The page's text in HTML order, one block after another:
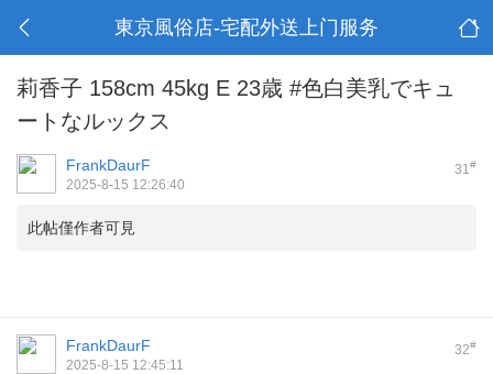
東京風俗店-宅配外送上门服务
莉香子 158cm 45kg E 23歳 #色白美乳でキュ
ートなルックス
31#
FrankDaurF
2025-8-15 12:26:40
此帖僅作者可見
32#
FrankDaurF
2025-8-15 12:45:11